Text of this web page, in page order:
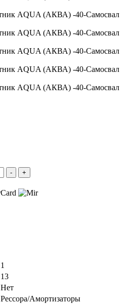
1
13
Нет
Рессора/Амортизаторы